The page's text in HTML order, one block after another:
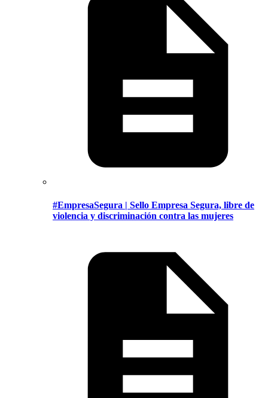
#EmpresaSegura | Sello Empresa Segura, libre de
violencia y discriminación contra las mujeres